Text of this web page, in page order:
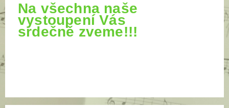
Na všechna naše
vystoupení Vás
srdečně zveme!!!